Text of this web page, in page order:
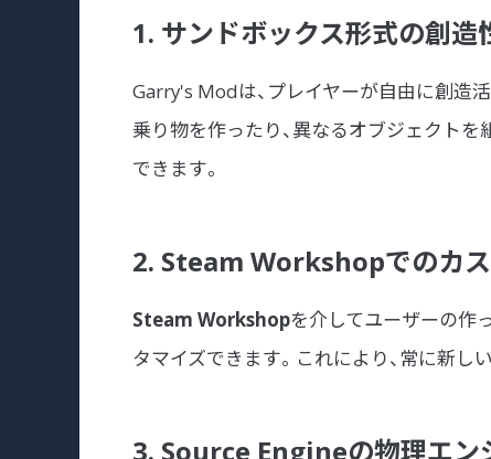
1. サンドボックス形式の創造
Garry's Modは、プレイヤーが自由に創造
乗り物を作ったり、異なるオブジェクト
できます。
2. Steam Workshopでのカ
Steam Workshopを介してユーザーの作
タマイズできます。これにより、常に新し
3. Source Engineの物理エン